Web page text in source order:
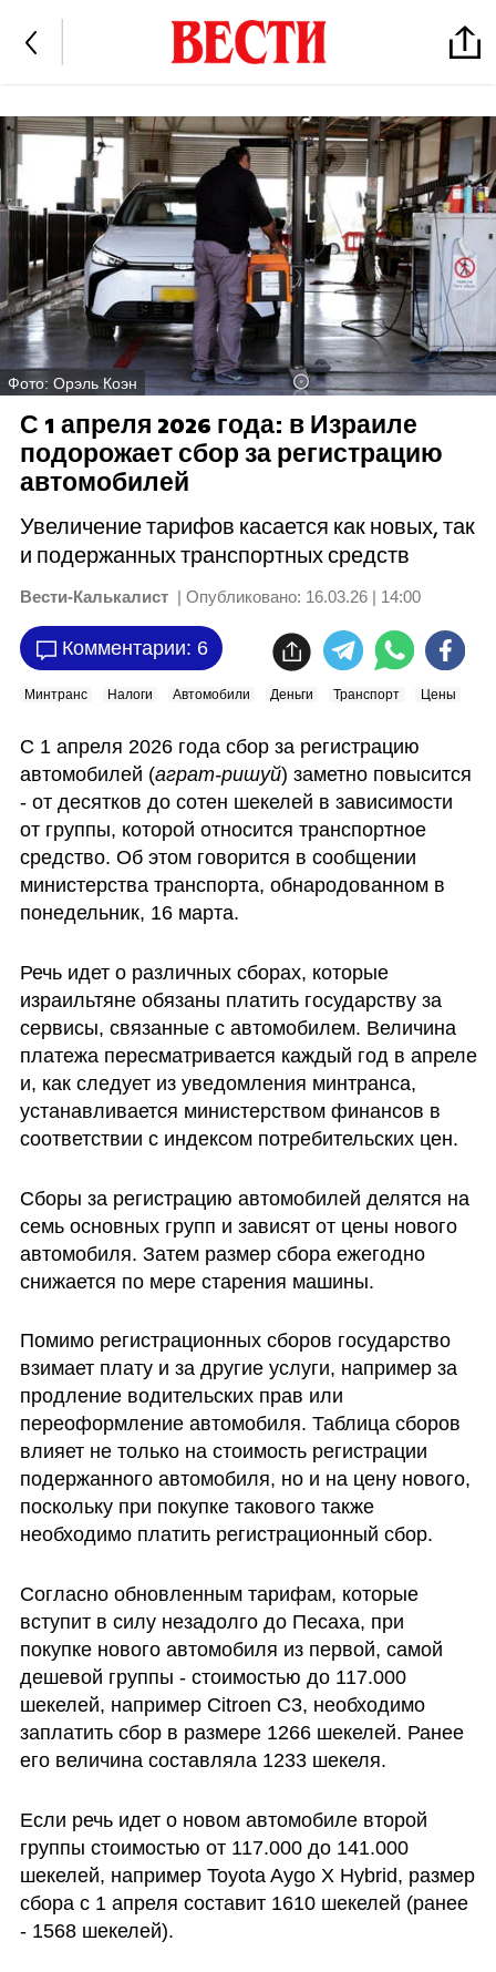
Фото: Орэль Коэн
С 1 апреля 2026 года: в Израиле
подорожает сбор за регистрацию
автомобилей
Увеличение тарифов касается как новых, так
и подержанных транспортных средств
Вести-Калькалист | Опубликовано: 16.03.26 | 14:00
Комментарии: 6
Минтранс Налоги Автомобили Деньги Транспорт Цены
С 1 апреля 2026 года сбор за регистрацию
автомобилей (аграт-ришуй) заметно повысится
- от десятков до сотен шекелей в зависимости
от группы, которой относится транспортное
средство. Об этом говорится в сообщении
министерства транспорта, обнародованном в
понедельник, 16 марта.
Речь идет о различных сборах, которые
израильтяне обязаны платить государству за
сервисы, связанные с автомобилем. Величина
платежа пересматривается каждый год в апреле
и, как следует из уведомления минтранса,
устанавливается министерством финансов в
соответствии с индексом потребительских цен.
Сборы за регистрацию автомобилей делятся на
семь основных групп и зависят от цены нового
автомобиля. Затем размер сбора ежегодно
снижается по мере старения машины.
Помимо регистрационных сборов государство
взимает плату и за другие услуги, например за
продление водительских прав или
переоформление автомобиля. Таблица сборов
влияет не только на стоимость регистрации
подержанного автомобиля, но и на цену нового,
поскольку при покупке такового также
необходимо платить регистрационный сбор.
Согласно обновленным тарифам, которые
вступит в силу незадолго до Песаха, при
покупке нового автомобиля из первой, самой
дешевой группы - стоимостью до 117.000
шекелей, например Citroen C3, необходимо
заплатить сбор в размере 1266 шекелей. Ранее
его величина составляла 1233 шекеля.
Если речь идет о новом автомобиле второй
группы стоимостью от 117.000 до 141.000
шекелей, например Toyota Aygo X Hybrid, размер
сбора с 1 апреля составит 1610 шекелей (ранее
- 1568 шекелей).